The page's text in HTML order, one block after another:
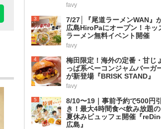
favy
3
7/27│『尾道ラーメンWAN』
広島HiroPaにオープン！キッ
ラーメン無料イベント開催
favy
4
梅田限定！海外の定番・甘じ
っぱ系ベーコンジャムバーガ
が新登場『BRISK STAND』
favy
5
8/10〜19｜事前予約で500円引
き！最大4時間食べ飲み放題の
夏休みビュッフェ開催『
広島』